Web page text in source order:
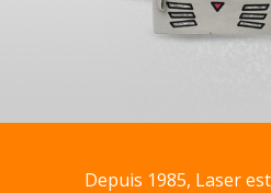
Depuis 1985, Laser